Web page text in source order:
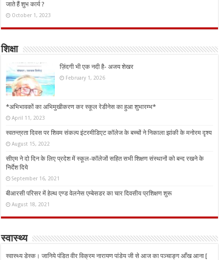
जाते हैं शुभ कार्य ?
October 1, 2023
शिक्षा
ज़िंदगी भी एक नदी है- अजय शेखर
February 1, 2026
*अभिभावकों का अभिमुखीकरण कर स्कूल रेडीनेस का हुआ शुभारम्भ*
April 11, 2023
स्वतन्त्रता दिवस पर शिवम संकल्प इंटरमीडिएट कॉलेज के बच्चों ने निकाला झांकी के मनोरम दृश्य
August 15, 2022
सीएम ने दो दिन के लिए प्रदेश में स्कूल-कॉलेजों सहित सभी शिक्षण संस्थानों को बन्द रखने के
निर्देश दिये
September 16, 2021
बीआरसी परिसर में हेल्थ एण्ड वेलनेस एम्बेसडर का चार दिवसीय प्रशिक्षण शुरू
August 18, 2021
स्वास्थ्य
स्वास्थ्य डेस्क। जानिये पंडित वीर विक्रम नारायण पांडेय जी से आज का पञ्चाङ्ग आँख आना [